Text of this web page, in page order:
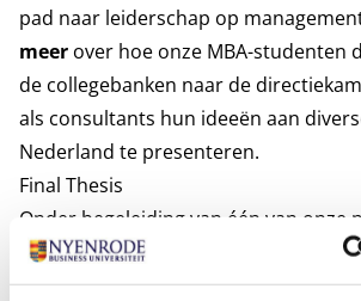
pad naar leiderschap op
meer over hoe onze MBA-studenten
de collegebanken naar de
als consultants hun ideeën aan
Nederland te presenteren.
Final Thesis
Onder begeleiding van één van onze
je een onderzoeksproject uit voor
Elective Courses*